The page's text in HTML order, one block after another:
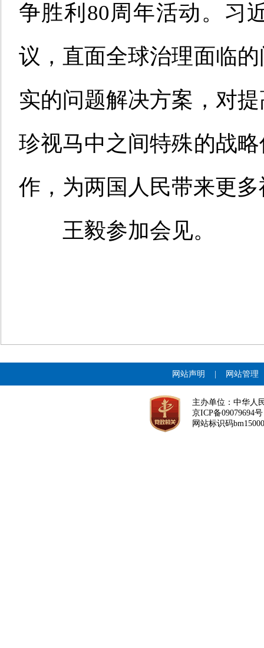
争胜利80周年活动。习
议，直面全球治理面临
实的问题解决方案，对
珍视马中之间特殊的战
作，为两国人民带来更
王毅参加会见。